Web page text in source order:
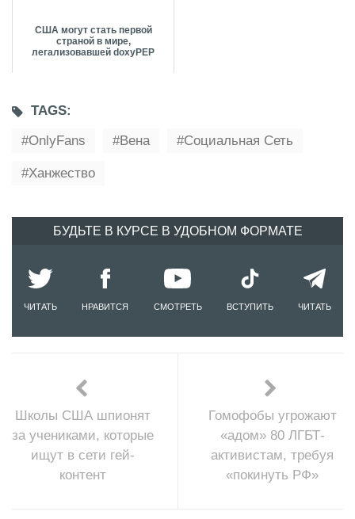
США могут стать первой
страной в мире,
легализовавшей doxyPEP
TAGS:
OnlyFans
Вена Социальная Сеть
Ханжество
БУДЬТЕ В КУРСЕ В УДОБНОМ ФОРМАТЕ
ЧИТАТЬ НРАВИТСЯ СМОТРЕТЬ ВСТУПИТЬ ЧИТАТЬ
Школы США шпионят
за учениками, которые
ищут в сети гей-
контент
Гомофобы угрожают
«адом» 80 ЛГБТ-
активистам, требуя
«покинуть РФ»